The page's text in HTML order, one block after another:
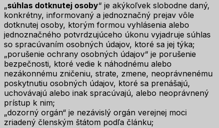
„súhlas dotknutej osoby“ je akýkoľvek slobodne daný,
konkrétny, informovaný a jednoznačný prejav vôle
dotknutej osoby, ktorým formou vyhlásenia alebo
jednoznačného potvrdzujúceho úkonu vyjadruje súhlas
so spracúvaním osobných údajov, ktoré sa jej týka;
„porušenie ochrany osobných údajov“ je porušenie
bezpečnosti, ktoré vedie k náhodnému alebo
nezákonnému zničeniu, strate, zmene, neoprávnenému
poskytnutiu osobných údajov, ktoré sa prenášajú,
uchovávajú alebo inak spracúvajú, alebo neoprávnený
prístup k nim;
„dozorný orgán“ je nezávislý orgán verejnej moci
zriadený členským štátom podľa článku;